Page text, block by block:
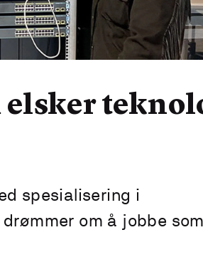
elsker
spesialisering i
om å jobbe